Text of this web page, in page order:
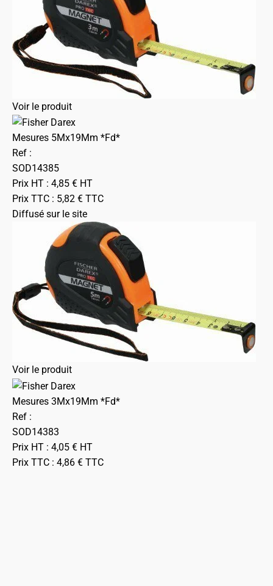
Voir le produit
Mesures 5Mx19Mm *Fd*
Ref :
SOD14385
Prix HT : 4,85 € HT
Prix TTC : 5,82 € TTC
Diffusé sur le site
Voir le produit
Mesures 3Mx19Mm *Fd*
Ref :
SOD14383
Prix HT : 4,05 € HT
Prix TTC : 4,86 € TTC